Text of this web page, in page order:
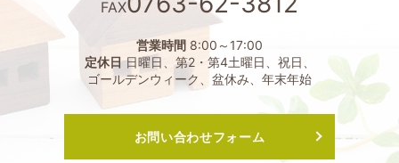
FAX
営業時間 8:00～17:00
定休日日曜日、第2・第4土曜日、祝日、
ゴールデンウィーク、盆休み、年末年始
お問い合わせフォーム